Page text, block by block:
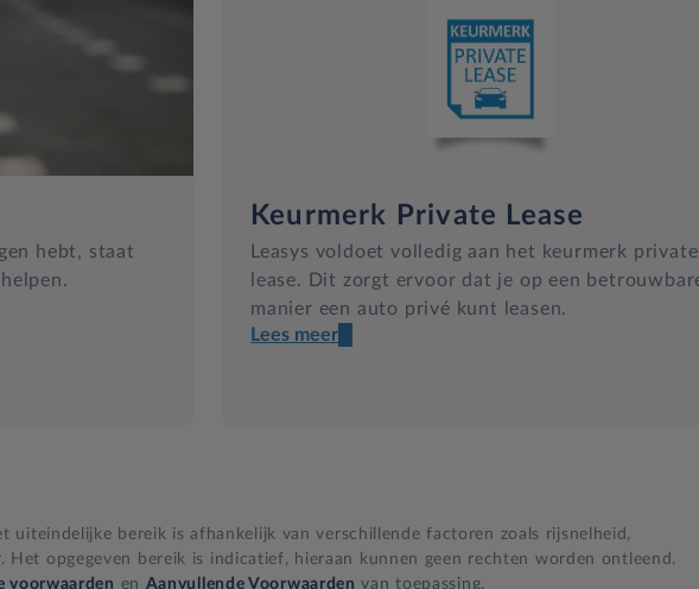
hebt, staat
Keurmerk Private Lease
Leasys voldoet volledig aan het keurmerk private
lease. Dit zorgt ervoor dat je op een
manier een auto privé kunt leasen.
Een transparant contract
BB 14 dagen bedenktijd
Lees meer
uiteindelijke bereik is afhankelijk van verschillende factoren zoals rijsnelheid,
opgegeven bereik is indicatief, hieraan kunnen geen rechten worden ontleend.
voorwaarden en Aanvullende Voorwaarden van toepassing.